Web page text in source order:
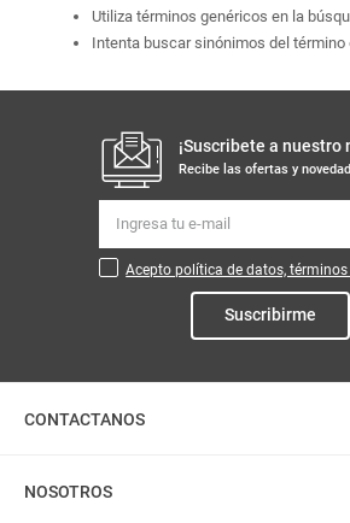
Utiliza términos genéricos en la
Intenta buscar sinónimos del término
¡Suscribete a nuestro
Recibe las ofertas y
Acepto política de datos,
Suscribirme
CONTACTANOS
Atención telefónica
NOSOTROS